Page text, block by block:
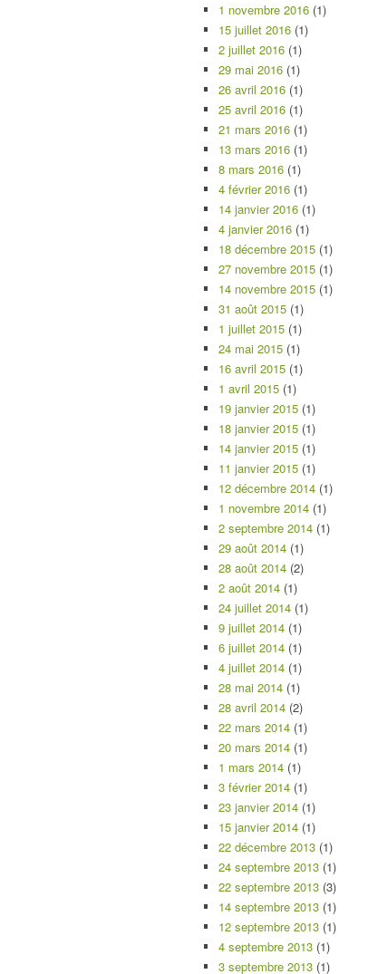
1 novembre 2016 (1)
15 juillet 2016 (1)
2 juillet 2016 (1)
29 mai 2016 (1)
26 avril 2016 (1)
25 avril 2016 (1)
21 mars 2016 (1)
13 mars 2016 (1)
8 mars 2016 (1)
4 février 2016 (1)
14 janvier 2016 (1)
4 janvier 2016 (1)
18 décembre 2015 (1)
27 novembre 2015 (1)
14 novembre 2015 (1)
31 août 2015 (1)
1 juillet 2015 (1)
24 mai 2015 (1)
16 avril 2015 (1)
1 avril 2015 (1)
19 janvier 2015 (1)
18 janvier 2015 (1)
14 janvier 2015 (1)
11 janvier 2015 (1)
12 décembre 2014 (1)
1 novembre 2014 (1)
2 septembre 2014 (1)
29 août 2014 (1)
28 août 2014 (2)
2 août 2014 (1)
24 juillet 2014 (1)
9 juillet 2014 (1)
6 juillet 2014 (1)
4 juillet 2014 (1)
28 mai 2014 (1)
28 avril 2014 (2)
22 mars 2014 (1)
20 mars 2014 (1)
1 mars 2014 (1)
3 février 2014 (1)
23 janvier 2014 (1)
15 janvier 2014 (1)
22 décembre 2013 (1)
24 septembre 2013 (1)
22 septembre 2013 (3)
14 septembre 2013 (1)
12 septembre 2013 (1)
4 septembre 2013 (1)
3 septembre 2013 (1)